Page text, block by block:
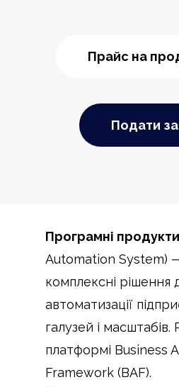
Прайс на
Подати
Програмні
Automation System)
комплексні рішення
автоматизації
галузей і масштабів.
платформі Business
Framework (BAF).